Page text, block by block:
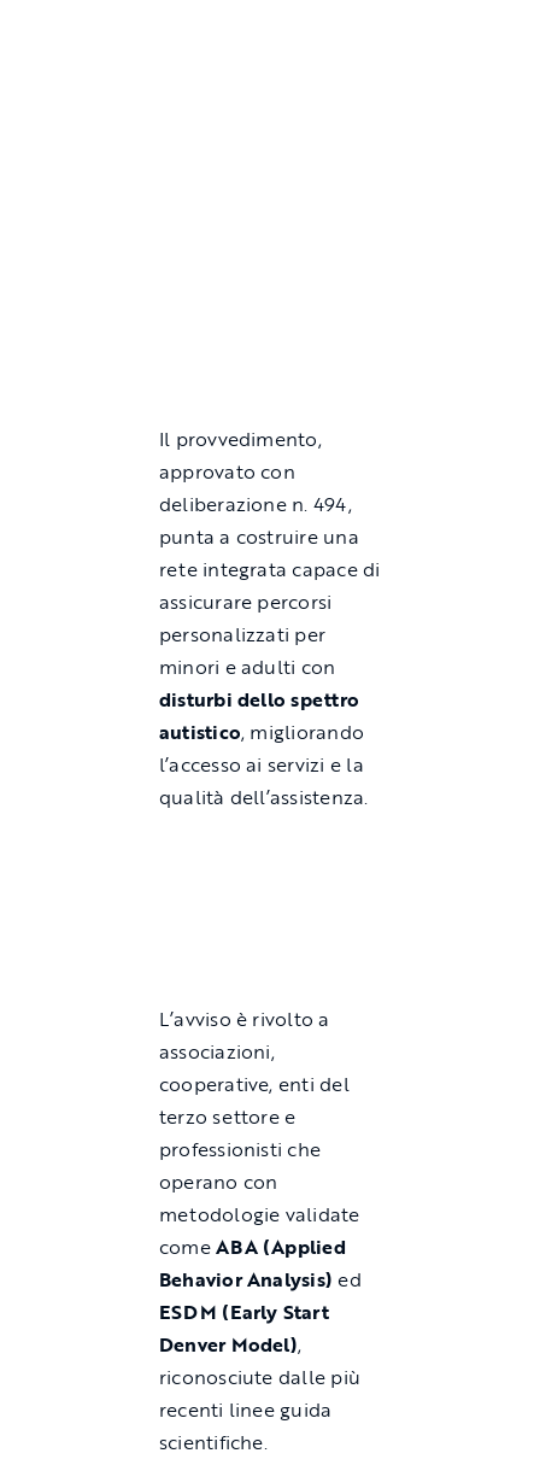
Il provvedimento,
approvato con
deliberazione n. 494,
punta a costruire una
rete integrata capace di
assicurare percorsi
personalizzati per
minori e adulti con
disturbi dello spettro
autistico, migliorando
l’accesso ai servizi e la
qualità dell’assistenza.
L’avviso è rivolto a
associazioni,
cooperative, enti del
terzo settore e
professionisti che
operano con
metodologie validate
comeABA (Applied
Behavior Analysis) ed
ESDM (Early Start
Denver Model),
riconosciute dalle più
recenti linee guida
scientifiche.